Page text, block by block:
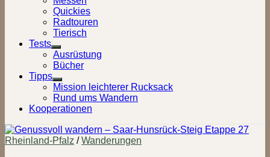
Quickies
Radtouren
Tierisch
Tests
Show
sub
menu
Ausrüstung
Bücher
Tipps
Show
sub
menu
Mission leichterer Rucksack
Rund ums Wandern
Kooperationen
Rheinland-Pfalz /Wanderungen